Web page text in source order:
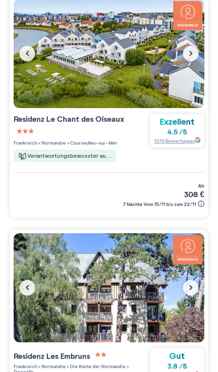
Residenz Le Chant des Oiseaux
3 étoiles sur 5
Frankreich>Normandie>Courseulles-sur-Mer
Verantwortungsbewusster aufenthalt
Exzellent
4.5/5
1270Bewertungen
ab
308€
7 Nächte Vom 15/11 bis zum 22/11
Residenz Les Embruns
2 étoiles sur 5
Frankreich>Normandie>Die Küste der Normandie>
Gut
3.8 /5